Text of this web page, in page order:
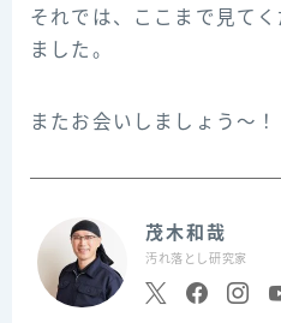
それでは、ここまで見て
ました。
またお会いしましょう～！
茂木和哉
汚れ落とし研究家